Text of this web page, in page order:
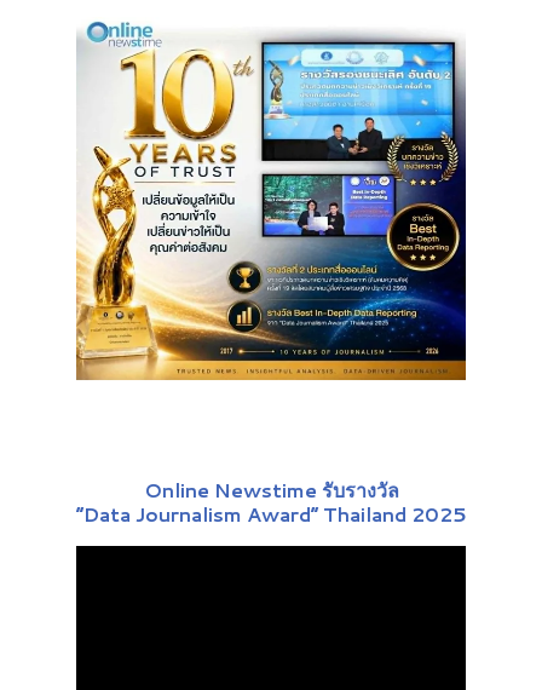
Online Newstime รับรางวัล
“Data Journalism Award” Thailand 2025